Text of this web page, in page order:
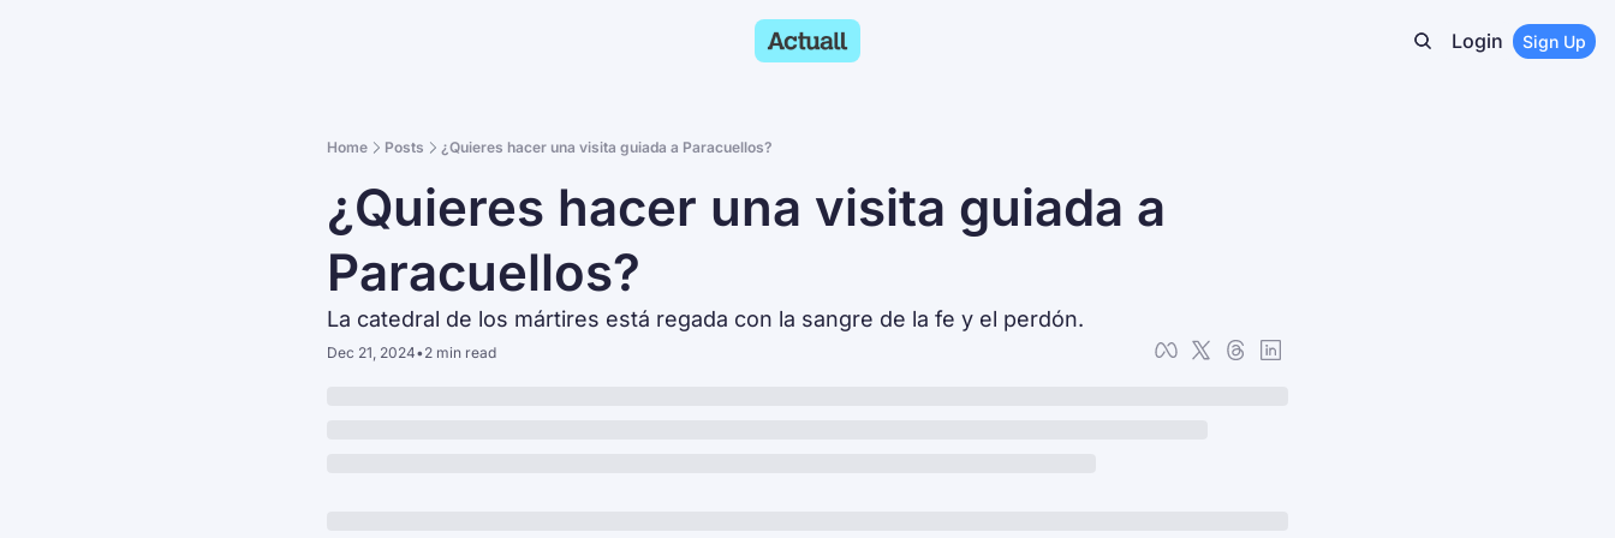
Login Sign Up
Home Posts ¿Quieres hacer una visita guiada a Paracuellos?
¿Quieres hacer una visita guiada a
Paracuellos?
La catedral de los mártires está regada con la sangre de la fe y el perdón.
Dec 21, 2024•2 min read